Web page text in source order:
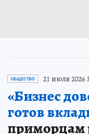
ОБЩЕСТВО 21 июля 2026
«Бизнес
готов
приморцам